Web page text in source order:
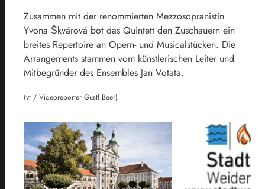
Zusammen mit der renommierten Mezzosopranistin
Yvona Škvárová bot das Quintett den Zuschauern ein
breites Repertoire an Opern- und Musicalstücken. Die
Arrangements stammen vom künstlerischen Leiter und
Mitbegründer des Ensembles Jan Votata.
(vt / Videoreporter Gustl Beer)